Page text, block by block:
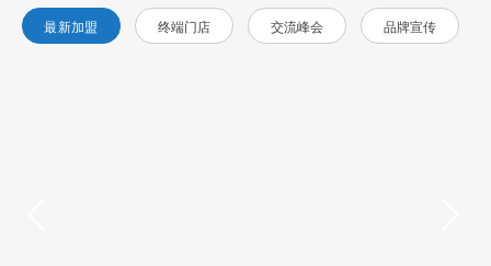
最新加盟 终端门店 交流峰会 品牌宣传